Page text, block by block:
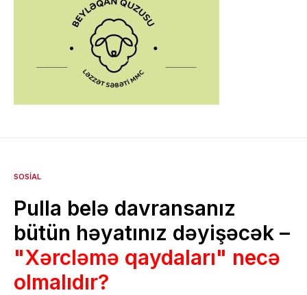
SOSIAL
Pulla belə davransanız
bütün həyatınız dəyişəcək –
"Xərcləmə qaydaları" necə
olmalıdır?